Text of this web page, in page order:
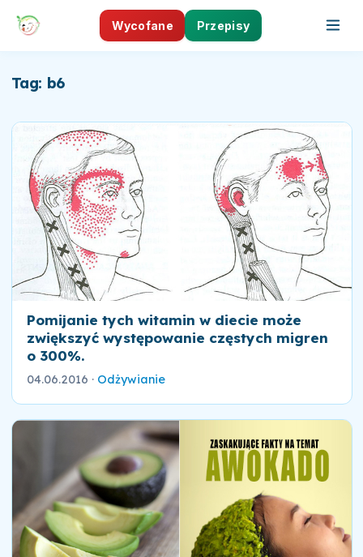
Wycofane Przepisy
Tag: b6
Pomijanie tych witamin w diecie może
zwiększyć występowanie częstych migren
o 300%.
04.06.2016 · Odżywianie